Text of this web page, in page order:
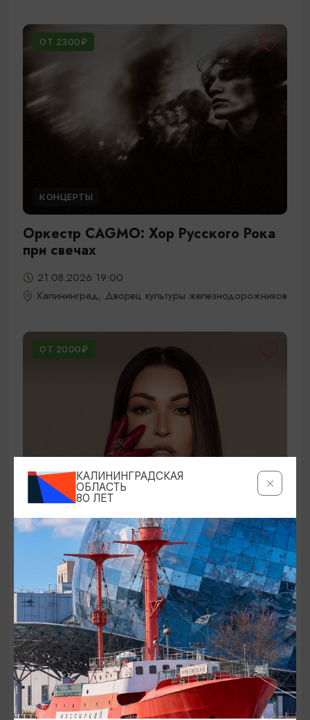
ОТ 2300₽
КОНЦЕРТЫ
Оркестр CAGMO: Хор Русского Рока
при свечах
21.08.2026 19:00
Калининград, Дворец культуры железнодорожников
ОТ 2000₽
КОНЦЕРТЫ
Ирина Дубцова
21.08.2026 19:00
Светлогорск, Театр эстрады «Янтарь-холл»
ОТ 60₽
КАЛИНИНГРАДСКАЯ
ОБЛАСТЬ
80 ЛЕТ